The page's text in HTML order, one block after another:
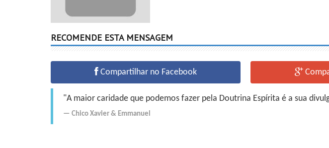
RECOMENDE ESTA MENSAGEM
Compartilhar no Facebook
"A maior caridade que podemos fazer pela Doutrina Espírita é a sua
Chico Xavier & Emmanuel